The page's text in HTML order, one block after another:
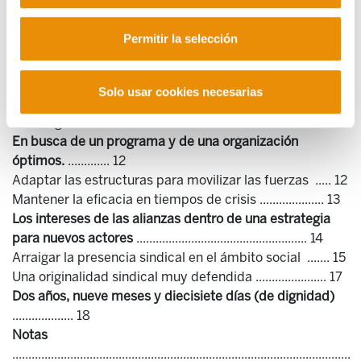
Permitir la selección
Solo usar cookies necesarias
postfranquista .......... 6
Centralización, unilateralidad y precariedad de las
negociaciones .. 8
En busca de un programa y de una organización
óptimos. ............. 12
Adaptar las estructuras para movilizar las fuerzas ..... 12
Mantener la eficacia en tiempos de crisis .................... 13
Los intereses de las alianzas dentro de una estrategia
para nuevos actores ..................................................... 14
Arraigar la presencia sindical en el ámbito social ....... 15
Una originalidad sindical muy defendida ...................... 17
Dos años, nueve meses y diecisiete días (de dignidad)
................... 18
Notas
.........................................................................................................